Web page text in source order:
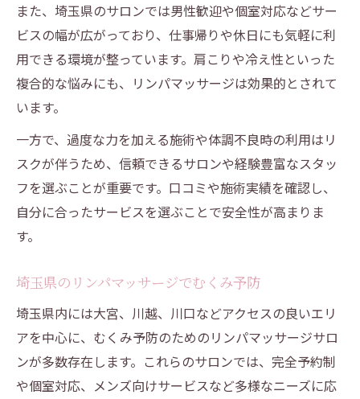
また、埼玉県のサロンでは男性歓迎や個室対応などサー
ビスの幅が広がっており、仕事帰りや休日にも気軽に利
用できる環境が整っています。肩こりや冷え性といった
複合的な悩みにも、リンパマッサージは効果的とされて
います。
一方で、過度な力を加える施術や体調不良時の利用はリ
スクが伴うため、信頼できるサロンや経験豊富なスタッ
フを選ぶことが重要です。口コミや施術実績を確認し、
自分に合ったサービスを選ぶことで安全性が高まりま
す。
埼玉県のリンパマッサージでむくみ予防
埼玉県内には大宮、川越、川口などアクセスの良いエリ
アを中心に、むくみ予防のためのリンパマッサージサロ
ンが多数存在します。これらのサロンでは、完全予約制
や個室対応、メンズ向けサービスなど多様なニーズに応